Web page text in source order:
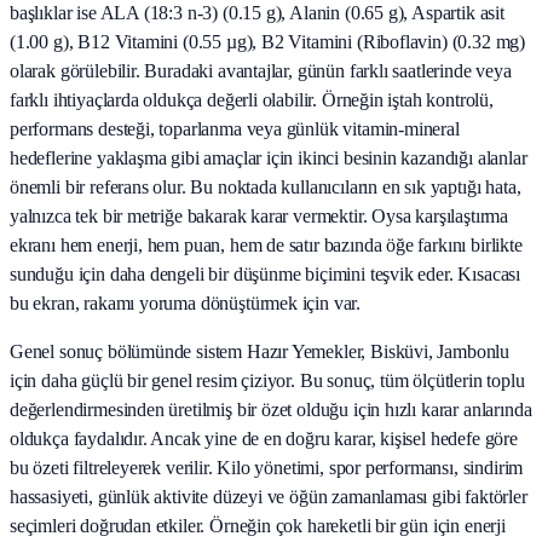
başlıklar ise ALA (18:3 n-3) (0.15 g), Alanin (0.65 g), Aspartik asit
(1.00 g), B12 Vitamini (0.55 µg), B2 Vitamini (Riboflavin) (0.32 mg)
olarak görülebilir. Buradaki avantajlar, günün farklı saatlerinde veya
farklı ihtiyaçlarda oldukça değerli olabilir. Örneğin iştah kontrolü,
performans desteği, toparlanma veya günlük vitamin-mineral
hedeflerine yaklaşma gibi amaçlar için ikinci besinin kazandığı alanlar
önemli bir referans olur. Bu noktada kullanıcıların en sık yaptığı hata,
yalnızca tek bir metriğe bakarak karar vermektir. Oysa karşılaştırma
ekranı hem enerji, hem puan, hem de satır bazında öğe farkını birlikte
sunduğu için daha dengeli bir düşünme biçimini teşvik eder. Kısacası
bu ekran, rakamı yoruma dönüştürmek için var.
Genel sonuç bölümünde sistem Hazır Yemekler, Bisküvi, Jambonlu
için daha güçlü bir genel resim çiziyor. Bu sonuç, tüm ölçütlerin toplu
değerlendirmesinden üretilmiş bir özet olduğu için hızlı karar anlarında
oldukça faydalıdır. Ancak yine de en doğru karar, kişisel hedefe göre
bu özeti filtreleyerek verilir. Kilo yönetimi, spor performansı, sindirim
hassasiyeti, günlük aktivite düzeyi ve öğün zamanlaması gibi faktörler
seçimleri doğrudan etkiler. Örneğin çok hareketli bir gün için enerji